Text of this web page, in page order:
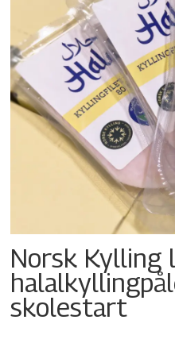
Norsk Kylling
skolestart